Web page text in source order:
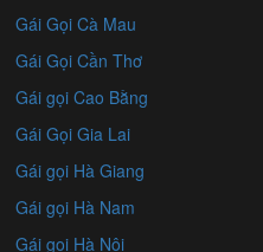
Gái Gọi Cà Mau
Gái Gọi Cần Thơ
Gái gọi Cao Bằng
Gái Gọi Gia Lai
Gái gọi Hà Giang
Gái gọi Hà Nam
Gái gọi Hà Nội